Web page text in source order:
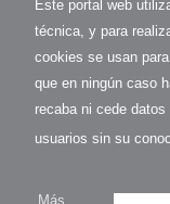
Este portal web
técnica, y para
cookies se usan
que en ningún caso
recaba ni cede
usuarios sin su
Más
Política de envíos